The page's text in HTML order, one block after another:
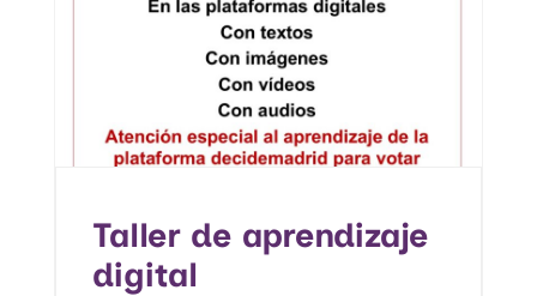
Taller de aprendizaje
digital